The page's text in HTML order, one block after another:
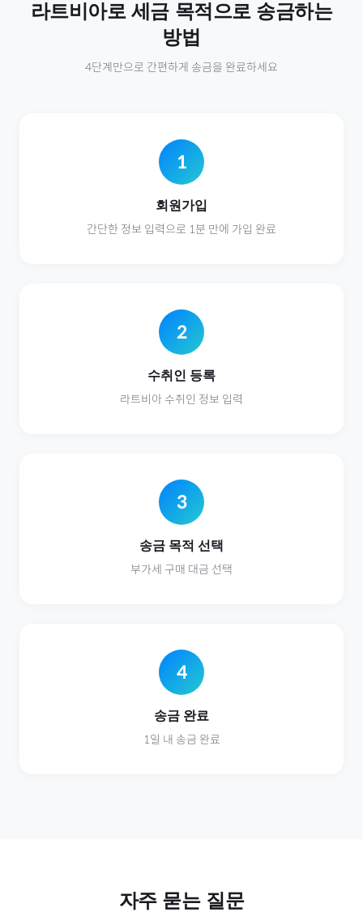
라트비아로 세금 목적으로 송금하는
방법
4단계만으로 간편하게 송금을 완료하세요
1
회원가입
간단한 정보 입력으로 1분 만에 가입 완료
2
수취인 등록
라트비아 수취인 정보 입력
3
송금 목적 선택
부가세 구매 대금 선택
4
송금 완료
1일 내 송금 완료
자주 묻는 질문